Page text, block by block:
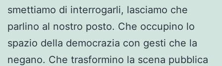
smettiamo di interrogarli, lasciamo che
parlino al nostro posto. Che occupino lo
spazio della democrazia con gesti che la
negano. Che trasformino la scena pubblica